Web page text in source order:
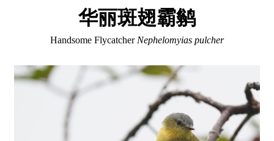
华丽斑翅霸鹟
Handsome Flycatcher Nephelomyias pulcher